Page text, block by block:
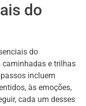
do
do
e trilhas
incluem
às emoções,
cada um desses